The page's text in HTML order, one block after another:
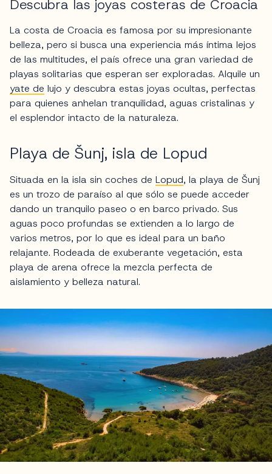
Descubra las joyas costeras de Croacia
La costa de Croacia es famosa por su impresionante
belleza, pero si busca una experiencia más íntima lejos
de las multitudes, el país ofrece una gran variedad de
playas solitarias que esperan ser exploradas. Alquile un
yate de lujo y descubra estas joyas ocultas, perfectas
para quienes anhelan tranquilidad, aguas cristalinas y
el esplendor intacto de la naturaleza.
Playa de Šunj, isla de Lopud
Situada en la isla sin coches de Lopud, la playa de Šunj
es un trozo de paraíso al que sólo se puede acceder
dando un tranquilo paseo o en barco privado. Sus
aguas poco profundas se extienden a lo largo de
varios metros, por lo que es ideal para un baño
relajante. Rodeada de exuberante vegetación, esta
playa de arena ofrece la mezcla perfecta de
aislamiento y belleza natural.